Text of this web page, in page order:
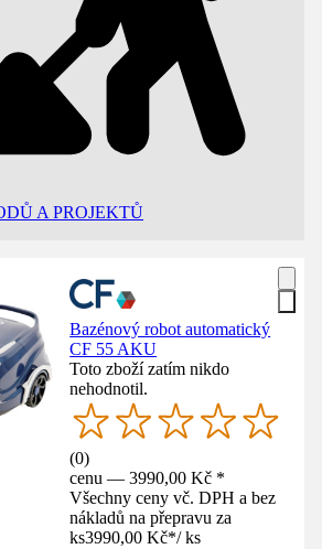
A PROJEKTŮ
Bazénový robot automatický
CF 55 AKU
Toto zboží zatím nikdo
nehodnotil.
(0)
cenu — 3990,00 Kč *
Všechny ceny vč. DPH a bez
nákladů na přepravu za
ks3990,00 Kč*/ ks